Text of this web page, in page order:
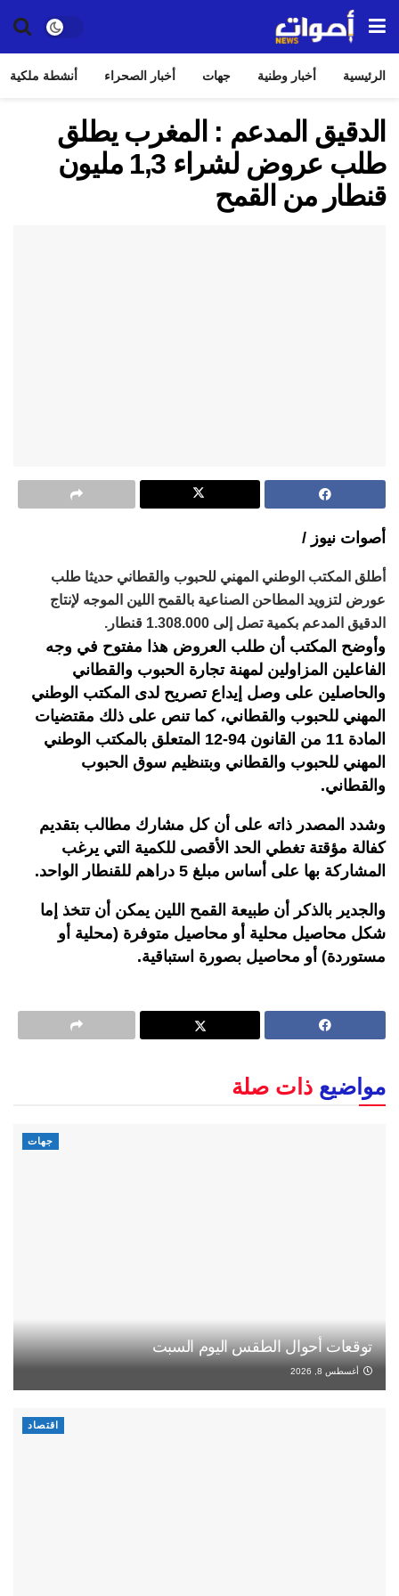
الرئيسية أخبار وطنية جهات أخبار الصحراء أنشطة ملكية
الدقيق المدعم : المغرب يطلق
طلب عروض لشراء 1,3 مليون
قنطار من القمح
أصوات نيوز /
أطلق المكتب الوطني المهني للحبوب والقطاني حديثا طلب
عورض لتزويد المطاحن الصناعية بالقمح اللين الموجه لإنتاج
الدقيق المدعم بكمية تصل إلى 1.308.000 قنطار.
وأوضح المكتب أن طلب العروض هذا مفتوح في وجه
الفاعلين المزاولين لمهنة تجارة الحبوب والقطاني
والحاصلين على وصل إيداع تصريح لدى المكتب الوطني
المهني للحبوب والقطاني، كما تنص على ذلك مقتضيات
المادة 11 من القانون 94-12 المتعلق بالمكتب الوطني
المهني للحبوب والقطاني وبتنظيم سوق الحبوب
والقطاني.
وشدد المصدر ذاته على أن كل مشارك مطالب بتقديم
كفالة مؤقتة تغطي الحد الأقصى للكمية التي يرغب
المشاركة بها على أساس مبلغ 5 دراهم للقنطار الواحد.
والجدير بالذكر أن طبيعة القمح اللين يمكن أن تتخذ إما
شكل محاصيل محلية أو محاصيل متوفرة (محلية أو
مستوردة) أو محاصيل بصورة استباقية.
مواضيع ذات صلة
جهات
توقعات أحوال الطقس اليوم السبت
أغسطس 8, 2026
اقتصاد